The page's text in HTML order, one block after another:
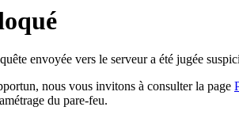
envoyée vers le serveur a été jugée
nous vous invitons à consulter la page
du pare-feu.